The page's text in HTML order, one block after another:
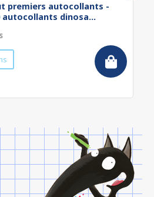
premiers autocollants -
autocollants dinosa...